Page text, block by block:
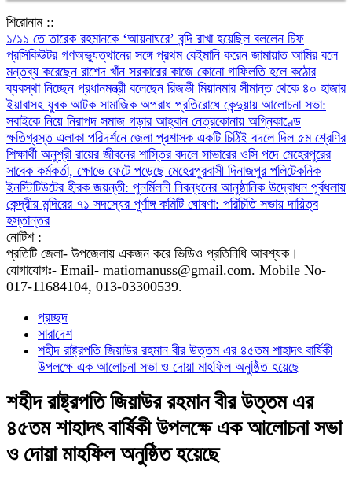
শিরোনাম ::
১/১১ তে তারেক রহমানকে ‘আয়নাঘরে’ বন্দি রাখা হয়েছিল বললেন চিফ
প্রসিকিউটর গণঅভ্যুত্থানের সঙ্গে প্রথম বেইমানি করেন জামায়াত আমির বলে
মন্তব্য করেছেন রাশেদ খাঁন সরকারের কাজে কোনো গাফিলতি হলে কঠোর
ব্যবস্থা নিচ্ছেন প্রধানমন্ত্রী বলেছেন রিজভী মিয়ানমার সীমান্ত থেকে ৪০ হাজার
ইয়াবাসহ যুবক আটক সামাজিক অপরাধ প্রতিরোধে কেন্দুয়ায় আলোচনা সভা:
সবাইকে নিয়ে নিরাপদ সমাজ গড়ার আহ্বান নেত্রকোনায় অগ্নিকাণ্ডে
ক্ষতিগ্রস্ত এলাকা পরিদর্শনে জেলা প্রশাসক একটি চিঠিই বদলে দিল ৫ম শ্রেণির
শিক্ষার্থী অনুশ্রী রায়ের জীবনের শাস্তির বদলে সাভারের ওসি পদে মেহেরপুরের
সাবেক কর্মকর্তা, ক্ষোভে ফেটে পড়েছে মেহেরপুরবাসী দিনাজপুর পলিটেকনিক
ইনস্টিটিউটের হীরক জয়ন্তী: পুনর্মিলনী নিবন্ধনের আনুষ্ঠানিক উদ্বোধন পূর্বধলায়
কেন্দ্রীয় মন্দিরের ৭১ সদস্যের পূর্ণাঙ্গ কমিটি ঘোষণা: পরিচিতি সভায় দায়িত্ব
হস্তান্তর
নোটিশ :
প্রতিটি জেলা- উপজেলায় একজন করে ভিডিও প্রতিনিধি আবশ্যক।
যোগাযোগঃ- Email- matiomanuss@gmail.com. Mobile No-
017-11684104, 013-03300539.
প্রচ্ছদ
সারাদেশ
শহীদ রাষ্ট্রপতি জিয়াউর রহমান বীর উত্তম এর ৪৫তম শাহাদৎ বার্ষিকী
উপলক্ষে এক আলোচনা সভা ও দোয়া মাহফিল অনুষ্ঠিত হয়েছে
শহীদ রাষ্ট্রপতি জিয়াউর রহমান বীর উত্তম এর
৪৫তম শাহাদৎ বার্ষিকী উপলক্ষে এক আলোচনা সভা
ও দোয়া মাহফিল অনুষ্ঠিত হয়েছে